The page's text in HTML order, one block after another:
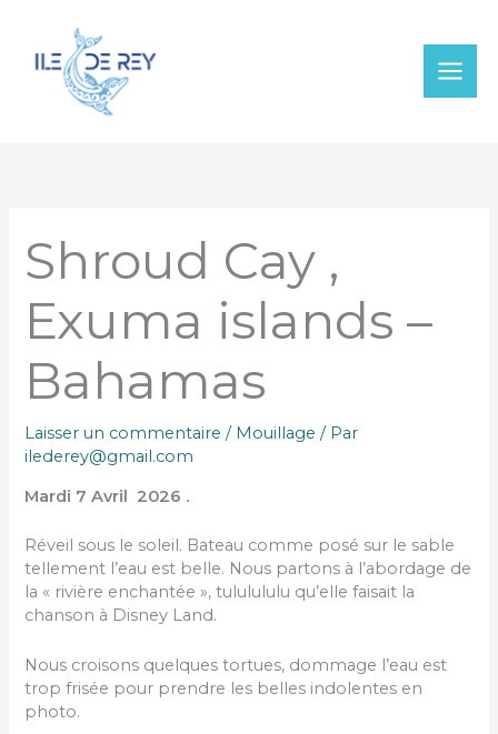
contenu
Shroud Cay ,
Exuma islands –
Bahamas
Laisser un commentaire / Mouillage / Par
ilederey@gmail.com
Mardi 7 Avril 2026 .
Réveil sous le soleil. Bateau comme posé sur le sable
tellement l’eau est belle. Nous partons à l’abordage de
la « rivière enchantée », tululululu qu’elle faisait la
chanson à Disney Land.
Nous croisons quelques tortues, dommage l’eau est
trop frisée pour prendre les belles indolentes en
photo.